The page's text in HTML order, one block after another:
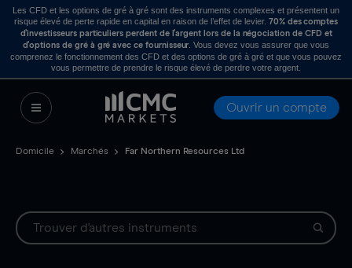
Les CFD et les options de gré à gré sont des instruments complexes et présentent un
risque élevé de perte rapide en capital en raison de l’effet de levier. 70% des comptes
d’investisseurs particuliers perdent de l’argent lors de la négociation de CFD et
d’options de gré à gré avec ce fournisseur . Vous devez vous assurer que vous
comprenez le fonctionnement des CFD et des options de gré à gré et que vous pouvez
vous permettre de prendre le risque élevé de perdre votre argent.
Ouvrir un compte
Domicile Marchés Far Northern Resources Ltd